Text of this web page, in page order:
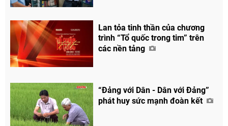
Lan tỏa tinh thần của chương
trình “Tổ quốc trong tim” trên
các nền tảng
“Đảng với Dân - Dân với Đảng”
phát huy sức mạnh đoàn kết